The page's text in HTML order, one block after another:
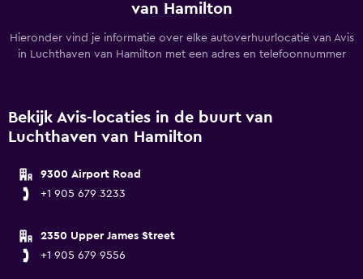
van Hamilton
Hieronder vind je informatie over elke autoverhuurlocatie van Avis
in Luchthaven van Hamilton met een adres en telefoonnummer
Bekijk Avis-locaties in de buurt van
Luchthaven van Hamilton
9300 Airport Road
+1 905 679 3233
2350 Upper James Street
+1 905 679 9556